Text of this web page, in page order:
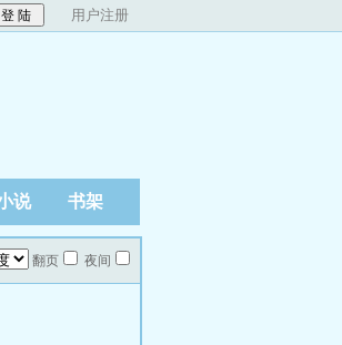
用户注册
说 书架
翻页 夜间